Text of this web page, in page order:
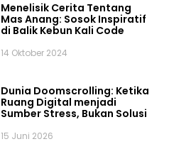
Menelisik Cerita Tentang
Mas Anang: Sosok Inspiratif
di Balik Kebun Kali Code
14 Oktober 2024
Dunia Doomscrolling: Ketika
Ruang Digital menjadi
Sumber Stress, Bukan Solusi
15 Juni 2026